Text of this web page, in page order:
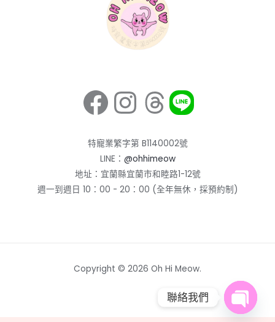
Facebook
Instagram
Threads
特寵業繁字第 B1140002號
LINE： @ohhimeow
地址：宜蘭縣宜蘭市和睦路1-12號
週一到週日 10：00 - 20：00 (全年無休，採預約制)
Copyright © 2026 Oh Hi Meow.
聯絡我們
OPEN